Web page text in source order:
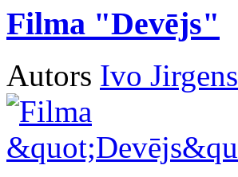
Filma "Devējs"
Autors Ivo Jirgens